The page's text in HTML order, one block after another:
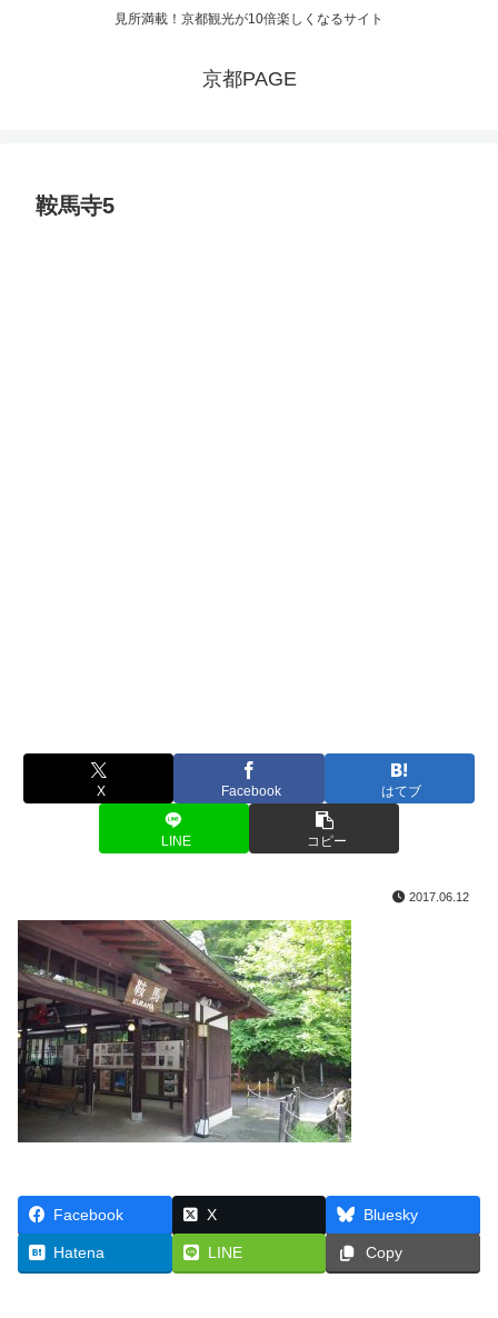
見所満載！京都観光が10倍楽しくなるサイト
京都PAGE
鞍馬寺5
X Facebook はてブ
LINE コピー
2017.06.12
Facebook X Bluesky
Hatena LINE Copy